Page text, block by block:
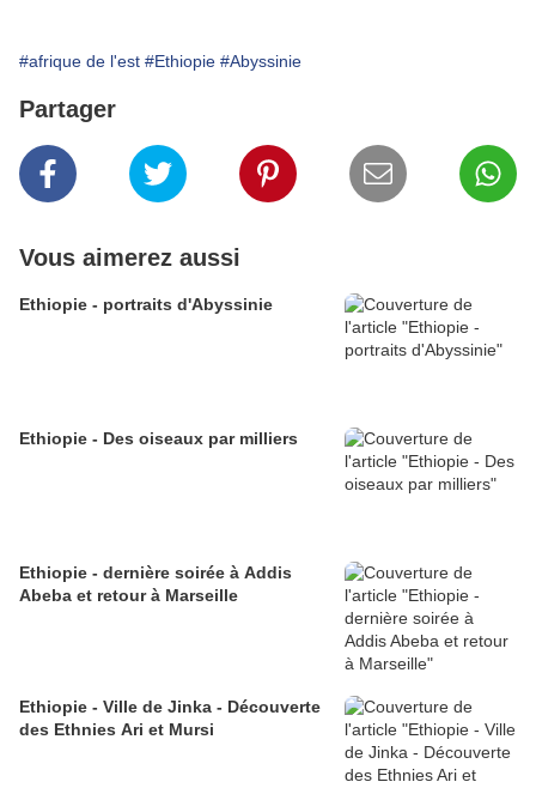
#afrique de l'est #Ethiopie #Abyssinie
Partager
Vous aimerez aussi
Ethiopie - portraits d'Abyssinie
Ethiopie - Des oiseaux par milliers
Ethiopie - dernière soirée à Addis
Abeba et retour à Marseille
Ethiopie - Ville de Jinka - Découverte
des Ethnies Ari et Mursi